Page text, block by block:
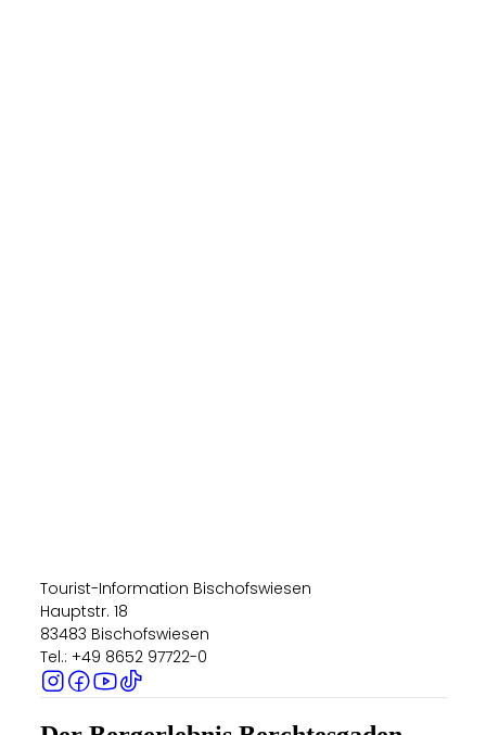
Tourist-Information Bischofswiesen
Hauptstr. 18
83483 Bischofswiesen
Tel.: +49 8652 97722-0